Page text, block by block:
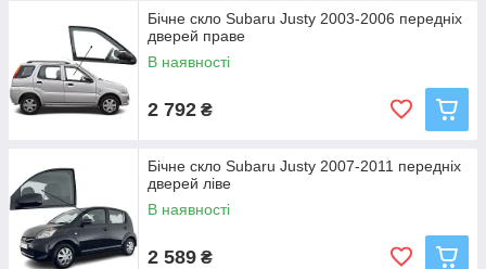
Бічне скло Subaru Justy 2003-2006 передніх
дверей праве
В наявності
2 792 ₴
Бічне скло Subaru Justy 2007-2011 передніх
дверей ліве
В наявності
2 589 ₴